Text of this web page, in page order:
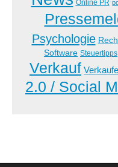
Online PR
Psychologie
Software Steuertipps
Verkauf
2.0 / Social